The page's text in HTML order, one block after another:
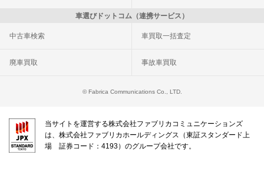
車選びドットコム（連携サービス）
中古車検索 車買取一括査定
廃車買取 事故車買取
© Fabrica Communications Co., LTD.
当サイトを運営する株式会社ファブリカコミュニケーションズ
は、株式会社ファブリカホールディングス（東証スタンダード上
場 証券コード：4193）のグループ会社です。